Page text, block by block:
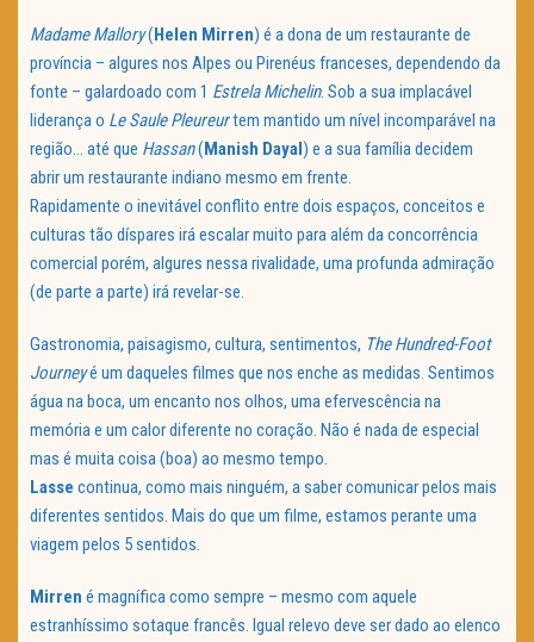
Madame Mallory(Helen Mirren) é a dona de um restaurante de
província – algures nos Alpes ou Pirenéus franceses, dependendo da
fonte – galardoado com 1 Estrela Michelin. Sob a sua implacável
liderança o Le Saule Pleureurtem mantido um nível incomparável na
região… até que Hassan(Manish Dayal) e a sua família decidem
abrir um restaurante indiano mesmo em frente.
Rapidamente o inevitável conflito entre dois espaços, conceitos e
culturas tão díspares irá escalar muito para além da concorrência
comercial porém, algures nessa rivalidade, uma profunda admiração
(de parte a parte) irá revelar-se.
Gastronomia, paisagismo, cultura, sentimentos, The Hundred-Foot
Journeyé um daqueles filmes que nos enche as medidas. Sentimos
água na boca, um encanto nos olhos, uma efervescência na
memória e um calor diferente no coração. Não é nada de especial
mas é muita coisa (boa) ao mesmo tempo.
Lasse continua, como mais ninguém, a saber comunicar pelos mais
diferentes sentidos. Mais do que um filme, estamos perante uma
viagem pelos 5 sentidos.
Mirren é magnífica como sempre – mesmo com aquele
estranhíssimo sotaque francês. Igual relevo deve ser dado ao elenco